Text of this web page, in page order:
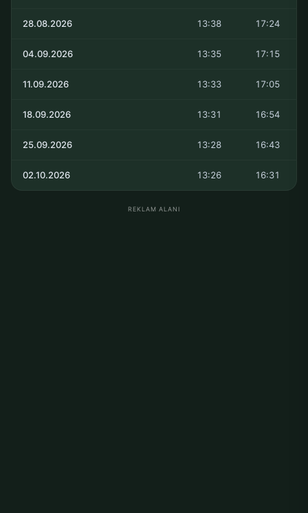
28.08.2026 13:38 17:24
04.09.2026 13:35 17:15
11.09.2026 13:33 17:05
18.09.2026 13:31 16:54
25.09.2026 13:28 16:43
02.10.2026 13:26 16:31
REKLAM ALANI